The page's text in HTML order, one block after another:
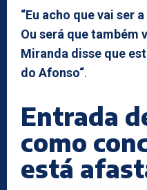
“Eu acho que vai ser
Ou será que também
Miranda disse que
do Afonso“.
Entrada
como
está